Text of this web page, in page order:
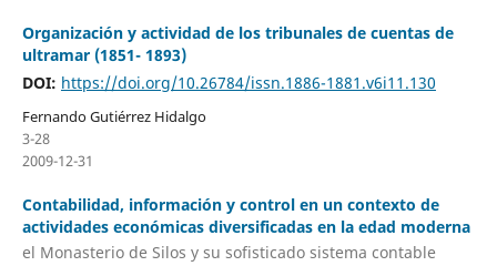
Organización y actividad de los tribunales de cuentas de
ultramar (1851- 1893)
DOI: https://doi.org/10.26784/issn.1886-1881.v6i11.130
Fernando Gutiérrez Hidalgo
3-28
2009-12-31
Contabilidad, información y control en un contexto de
actividades económicas diversificadas en la edad moderna
el Monasterio de Silos y su sofisticado sistema contable